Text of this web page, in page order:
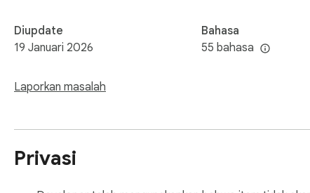
Diupdate
19 Januari 2026
Laporkan masalah
Bahasa
55 bahasa
Privasi